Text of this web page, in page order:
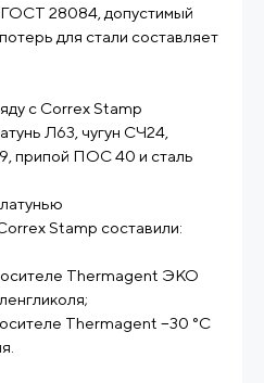
28084, допустимый
для стали составляет
с Correx Stamp
Л63, чугун СЧ24,
припой ПОС 40 и сталь
Stamp составили:
Thermagent ЭКО
Thermagent −30 °С